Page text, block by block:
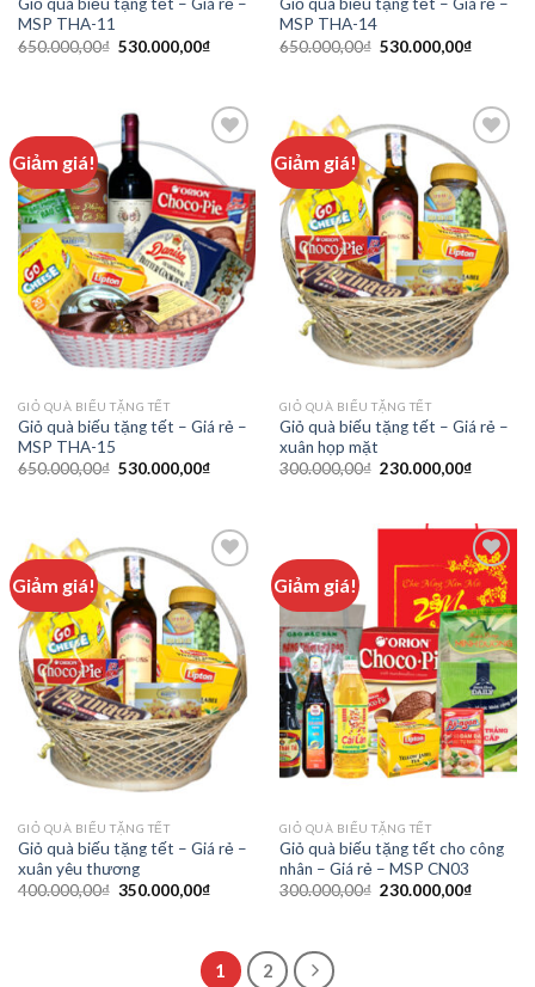
Giỏ quà biếu tặng tết – Giá rẻ –
MSP THA-11
650.000,00₫ 530.000,00₫
Giỏ quà biếu tặng tết – Giá rẻ –
MSP THA-14
650.000,00₫ 530.000,00₫
Giảm giá!
Add to
wishlist
GIỎ QUÀ BIẾU TẶNG TẾT
Giỏ quà biếu tặng tết – Giá rẻ –
MSP THA-15
650.000,00₫ 530.000,00₫
Giảm giá!
Add to
wishlist
GIỎ QUÀ BIẾU TẶNG TẾT
Giỏ quà biếu tặng tết – Giá rẻ –
xuân họp mặt
300.000,00₫ 230.000,00₫
Giảm giá!
Add to
wishlist
GIỎ QUÀ BIẾU TẶNG TẾT
Giỏ quà biếu tặng tết – Giá rẻ –
xuân yêu thương
400.000,00₫ 350.000,00₫
Giảm giá!
Add to
wishlist
GIỎ QUÀ BIẾU TẶNG TẾT
Giỏ quà biếu tặng tết cho công
nhân – Giá rẻ – MSP CN03
300.000,00₫ 230.000,00₫
1 2